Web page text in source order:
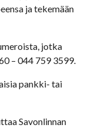
ja tekemään
jotka
– 044 759 3599.
pankki- tai
Savonlinnan